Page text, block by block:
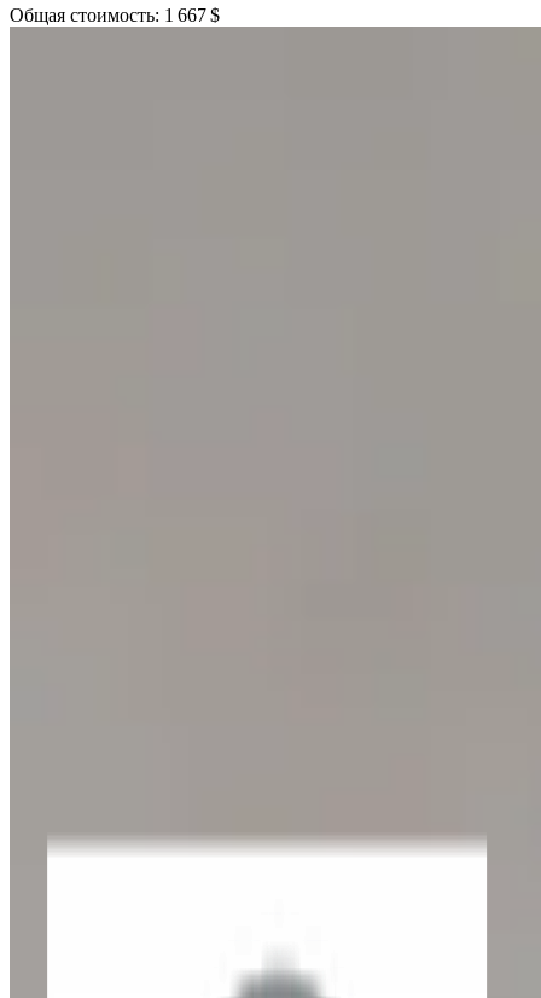
Общая стоимость: 1 667 $